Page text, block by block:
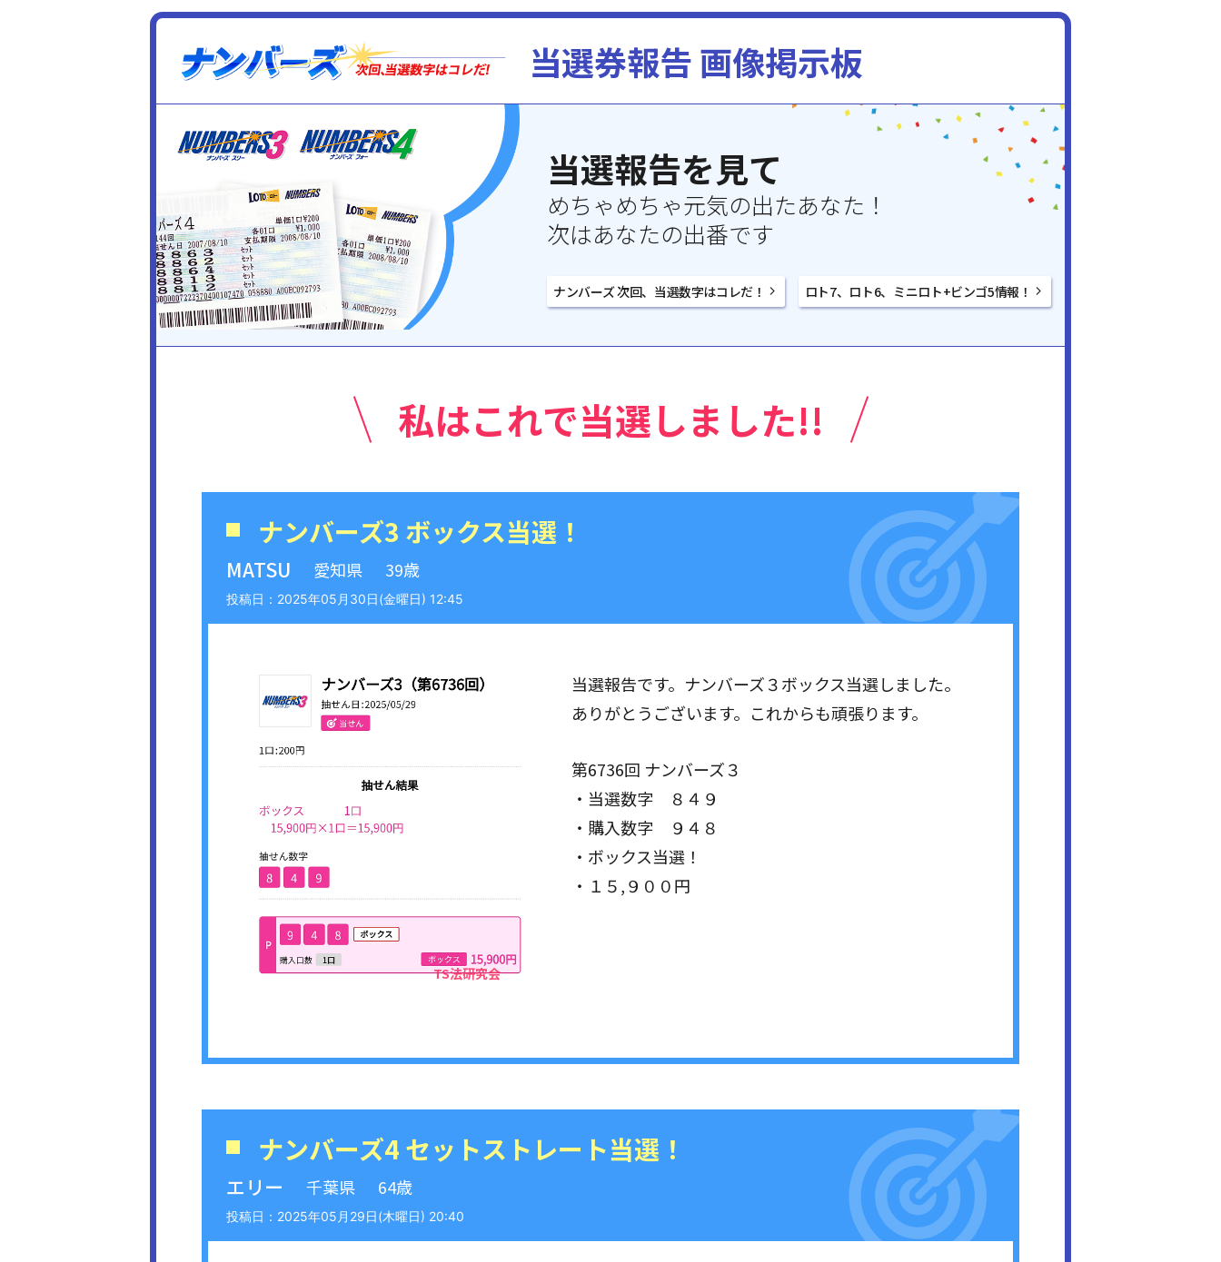
当選券報告 画像掲示板
当選報告を見て
めちゃめちゃ元気の出たあなた！
次はあなたの出番です
ナンバーズ 次回、当選数字はコレだ！ ロト7、ロト6、ミニロト+ビンゴ5情報！
私はこれで当選しました!!
ナンバーズ3 ボックス当選！
MATSU 愛知県 39歳
2025年05月30日(金曜日) 12:45
当選報告です。ナンバーズ３ボックス当選しました。
ありがとうございます。これからも頑張ります。
第6736回 ナンバーズ３
・当選数字 ８４９
・購入数字 ９４８
・ボックス当選！
・１５,９００円
ナンバーズ4 セットストレート当選！
エリー 千葉県 64歳
2025年05月29日(木曜日) 20:40